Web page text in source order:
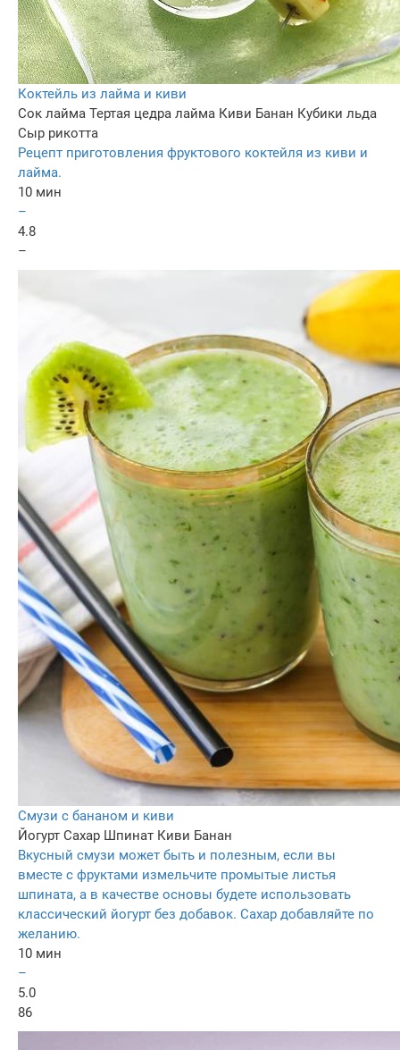
Коктейль из лайма и киви
Сок лайма Тертая цедра лайма Киви Банан Кубики льда
Сыр рикотта
Рецепт приготовления фруктового коктейля из киви и
лайма.
10 мин
–
4.8
–
Смузи с бананом и киви
Йогурт Сахар Шпинат Киви Банан
Вкусный смузи может быть и полезным, если вы
вместе с фруктами измельчите промытые листья
шпината, а в качестве основы будете использовать
классический йогурт без добавок. Сахар добавляйте по
желанию.
10 мин
–
5.0
86